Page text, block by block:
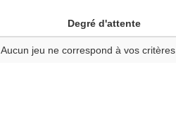
Degré d'attente
Aucun jeu ne correspond à vos critères.